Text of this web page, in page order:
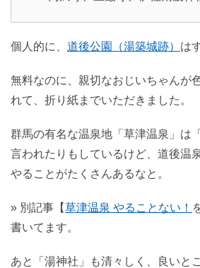
個人的に、 道後公園（湯築城跡） は
無料なのに、親切なおじいちゃんが
れて、折り紙までいただきました。
群馬の有名な温泉地「草津温泉」は
言われたりもしているけど、道後温
やることがたくさんあるなと。
» 別記事【草津温泉 やることない！
書いてます。
あと「湯神社」も清々しく、良いと